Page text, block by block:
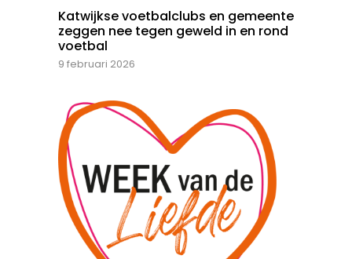
Katwijkse voetbalclubs en gemeente
zeggen nee tegen geweld in en rond
voetbal
9 februari 2026